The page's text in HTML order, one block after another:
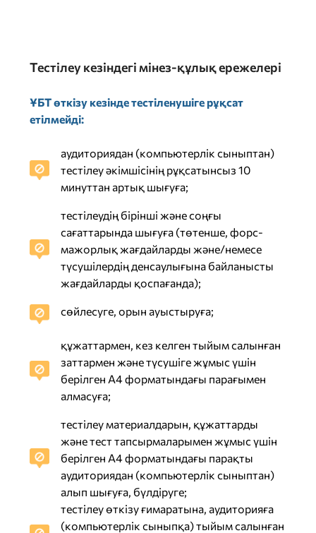
Тестілеу кезіндегі мінез-құлық ережелері
ҰБТ өткізу кезінде тестіленушіге рұқсат
етілмейді:
аудиториядан (компьютерлік сыныптан)
тестілеу әкімшісінің рұқсатынсыз 10
минуттан артық шығуға;
тестілеудің бірінші және соңғы
сағаттарында шығуға (төтенше, форс-
мажорлық жағдайларды және/немесе
түсушілердің денсаулығына байланысты
жағдайларды қоспағанда);
сөйлесуге, орын ауыстыруға;
құжаттармен, кез келген тыйым салынған
заттармен және түсушіге жұмыс үшін
берілген А4 форматындағы парағымен
алмасуға;
тестілеу материалдарын, құжаттарды
және тест тапсырмаларымен жұмыс үшін
берілген А4 форматындағы парақты
аудиториядан (компьютерлік сыныптан)
алып шығуға, бүлдіруге;
тестілеу өткізу ғимаратына, аудиторияға
(компьютерлік сыныпқа) тыйым салынған